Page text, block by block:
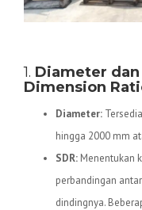
1. Diameter dan
Dimension
Diameter:
hingga 2000 mm
SDR: Menentukan
perbandingan
dindingnya.